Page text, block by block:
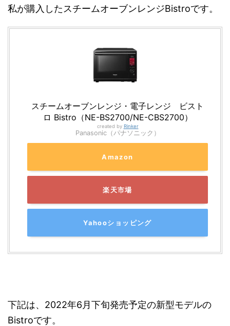
私が購入したスチームオーブンレンジBistroです。
スチームオーブンレンジ・電子レンジ ビスト
ロ Bistro（NE-BS2700/NE-CBS2700）
created by Rinker
Panasonic（パナソニック）
Amazon
楽天市場
Yahooショッピング
下記は、2022年6月下旬発売予定の新型モデルの
Bistroです。